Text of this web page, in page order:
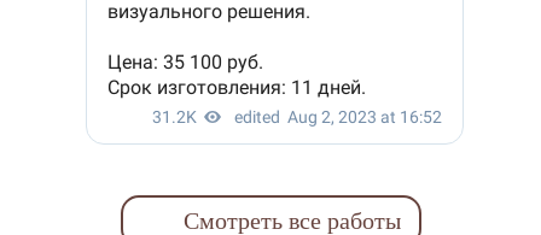
Смотреть все работы